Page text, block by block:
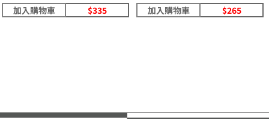
加入購物車 $335 加入購物車 $265